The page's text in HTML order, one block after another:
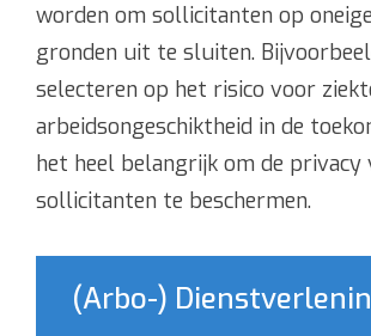
worden om sollicitanten op
gronden uit te sluiten.
selecteren op het risico voor
arbeidsongeschiktheid in de
het heel belangrijk om de privacy
sollicitanten te beschermen.
(Arbo-)